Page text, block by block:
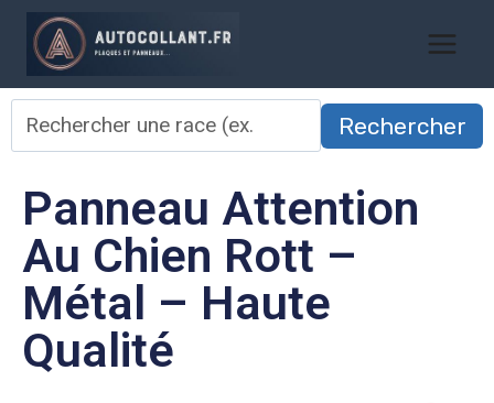
Rechercher
Panneau Attention
Au Chien Rott –
Métal – Haute
Qualité